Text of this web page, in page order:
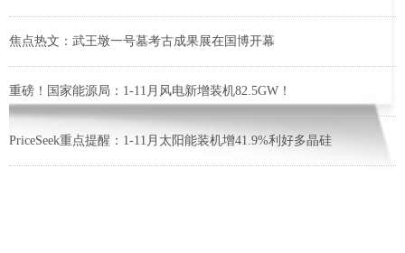
焦点热文：武王墩一号墓考古成果展在国博开幕
重磅！国家能源局：1-11月风电新增装机82.5GW！
PriceSeek重点提醒：1-11月太阳能装机增41.9%利好多晶硅